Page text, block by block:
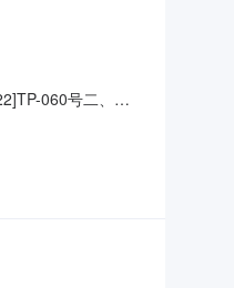
060号二、项
求服务时间服务标